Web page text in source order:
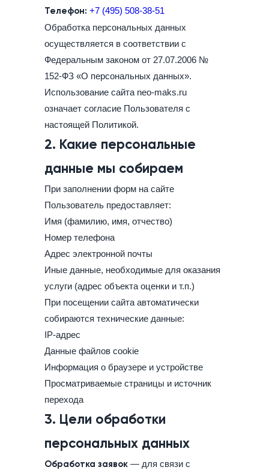
Телефон: +7 (495) 508-38-51
Обработка персональных данных
осуществляется в соответствии с
Федеральным законом от 27.07.2006 №
152-ФЗ «О персональных данных».
Использование сайта neo-maks.ru
означает согласие Пользователя с
настоящей Политикой.
2. Какие персональные
данные мы собираем
При заполнении форм на сайте
Пользователь предоставляет:
Имя (фамилию, имя, отчество)
Номер телефона
Адрес электронной почты
Иные данные, необходимые для оказания
услуги (адрес объекта оценки и т.п.)
При посещении сайта автоматически
собираются технические данные:
IP-адрес
Данные файлов cookie
Информация о браузере и устройстве
Просматриваемые страницы и источник
перехода
3. Цели обработки
персональных данных
Обработка заявок — для связи с